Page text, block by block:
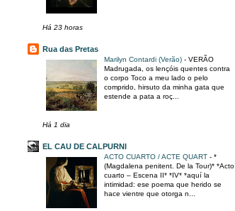
Há 23 horas
Rua das Pretas
Marilyn Contardi (Verão) - VERÃO
Madrugada, os lençóis quentes contra
o corpo Toco a meu lado o pelo
comprido, hirsuto da minha gata que
estende a pata a roç...
Há 1 dia
EL CAU DE CALPURNI
ACTO CUARTO / ACTE QUART - *
(Magdalena penitent. De la Tour)* *Acto
cuarto – Escena II* *IV* *aquí la
intimidad: ese poema que herido se
hace vientre que otorga n...